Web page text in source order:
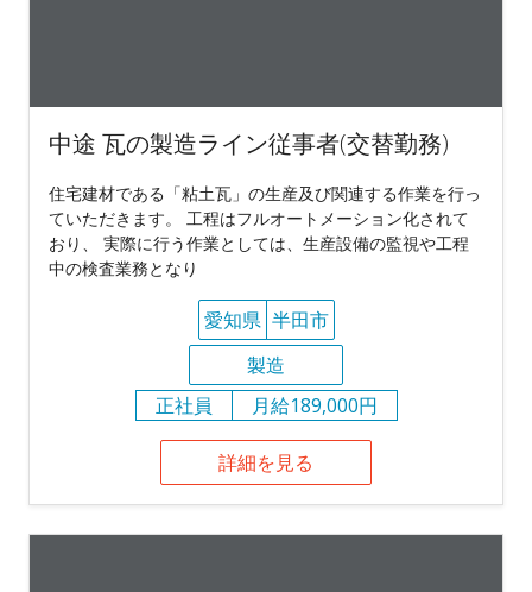
中途 瓦の製造ライン従事者(交替勤務)
住宅建材である「粘土瓦」の生産及び関連する作業を行っ
ていただきます。 工程はフルオートメーション化されて
おり、 実際に行う作業としては、生産設備の監視や工程
中の検査業務となり
愛知県 半田市
製造
正社員
月給189,000円
詳細を見る